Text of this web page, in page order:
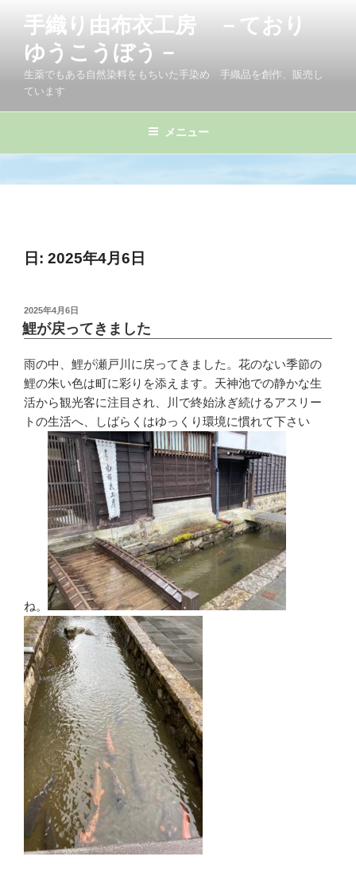
手織り由布衣工房 －ており
ゆうこうぼう－
生薬でもある自然染料をもちいた手染め 手織品を創作、販売し
ています
メニュー
日: 2025年4月6日
投
稿
日:
2025年4月6日
鯉が戻ってきました
雨の中、鯉が瀬戸川に戻ってきました。花のない季節の
鯉の朱い色は町に彩りを添えます。天神池での静かな生
活から観光客に注目され、川で終始泳ぎ続けるアスリー
トの生活へ、しばらくはゆっくり環境に慣れて下さい
ね。